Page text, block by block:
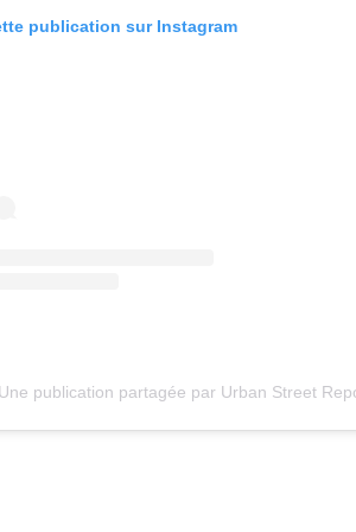
publication sur Instagram
Une publication partagée par Urban Street